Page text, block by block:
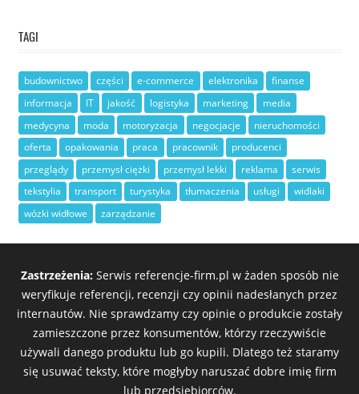
TAGI
budownictwo części e-commerce elektronika
finanse
informacja
IT jakość logistyka marketing
media
medycyna
moda motoryzacja negocjacje
nieruchomości
oferta
opakowania praca pracownik
producenci
przeglądy
przemysł ciężki przemysł lekki reklama
serwis
tekstylia
transport turystyka tłumaczenia usługi
widlaki
wózki widłowe
zarządzanie
Zastrzeżenia:Serwis referencje-firm.pl w żaden sposób nie
weryfikuje referencji, recenzji czy opinii nadesłanych przez
internautów. Nie sprawdzamy czy opinie o produkcie zostały
zamieszczone przez konsumentów, którzy rzeczywiście
używali danego produktu lub go kupili. Dlatego też staramy
się usuwać teksty, które mogłyby naruszać dobre imię firm
lub przedsiębiorców.